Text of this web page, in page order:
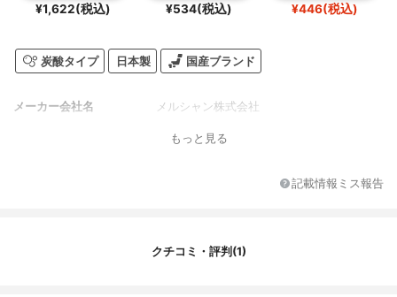
¥1,622(税込) ¥534(税込) ¥446(税込)
炭酸タイプ 日本製 国産ブランド
メーカー会社名 メルシャン株式会社
もっと見る
記載情報ミス報告
クチコミ・評判(1)